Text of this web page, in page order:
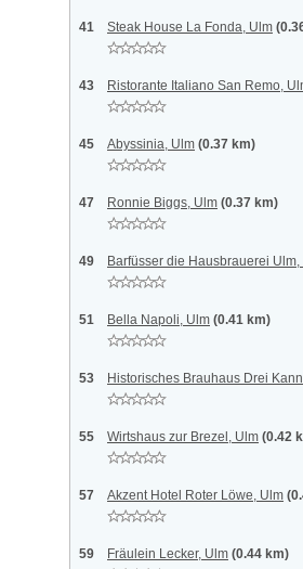
41 Steak House La Fonda, Ulm
43 Ristorante Italiano San Remo,
45 Abyssinia, Ulm (0.37 km)
47 Ronnie Biggs, Ulm (0.37 km)
49 Barfüsser die Hausbrauerei Ulm,
51 Bella Napoli, Ulm (0.41 km)
53 Historisches Brauhaus Drei
55 Wirtshaus zur Brezel, Ulm (0.42
57 Akzent Hotel Roter Löwe, Ulm
59 Fräulein Lecker, Ulm (0.44 km)